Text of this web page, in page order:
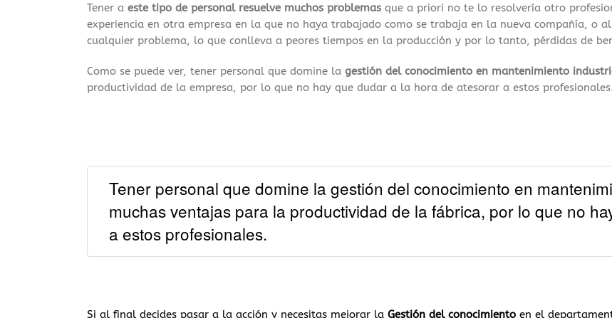
Tener a este tipo de personal resuelve muchos problemas que a priori no te lo resolvería otro
experiencia en otra empresa en la que no haya trabajado como se trabaja en la nueva compañía, o
cualquier problema, lo que conlleva a peores tiempos en la producción y por lo tanto, pérdidas de
Como se puede ver, tener personal que domine la gestión del conocimiento en mantenimiento
productividad de la empresa, por lo que no hay que dudar a la hora de atesorar a estos profesionales.
Tener personal que domine la gestión del conocimiento en
muchas ventajas para la productividad de la fábrica, por lo que no
a estos profesionales.
Si al final decides pasar a la acción y necesitas mejorar la Gestión del conocimiento en el